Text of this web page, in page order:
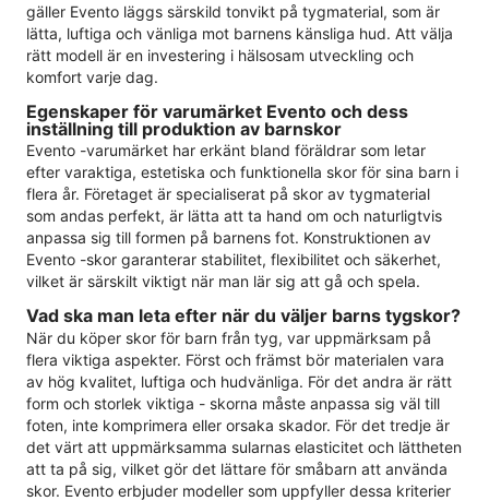
gäller Evento läggs särskild tonvikt på tygmaterial, som är
lätta, luftiga och vänliga mot barnens känsliga hud. Att välja
rätt modell är en investering i hälsosam utveckling och
komfort varje dag.
Egenskaper för varumärket Evento och dess
inställning till produktion av barnskor
Evento -varumärket har erkänt bland föräldrar som letar
efter varaktiga, estetiska och funktionella skor för sina barn i
flera år. Företaget är specialiserat på skor av tygmaterial
som andas perfekt, är lätta att ta hand om och naturligtvis
anpassa sig till formen på barnens fot. Konstruktionen av
Evento -skor garanterar stabilitet, flexibilitet och säkerhet,
vilket är särskilt viktigt när man lär sig att gå och spela.
Vad ska man leta efter när du väljer barns tygskor?
När du köper skor för barn från tyg, var uppmärksam på
flera viktiga aspekter. Först och främst bör materialen vara
av hög kvalitet, luftiga och hudvänliga. För det andra är rätt
form och storlek viktiga - skorna måste anpassa sig väl till
foten, inte komprimera eller orsaka skador. För det tredje är
det värt att uppmärksamma sularnas elasticitet och lättheten
att ta på sig, vilket gör det lättare för småbarn att använda
skor. Evento erbjuder modeller som uppfyller dessa kriterier